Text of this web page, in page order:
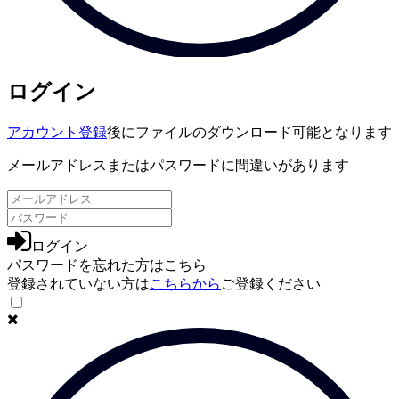
ログイン
アカウント登録後にファイルのダウンロード可能となります
メールアドレスまたはパスワードに間違いがあります
ログイン
パスワードを忘れた方はこちら
登録されていない方はこちらから ご登録ください